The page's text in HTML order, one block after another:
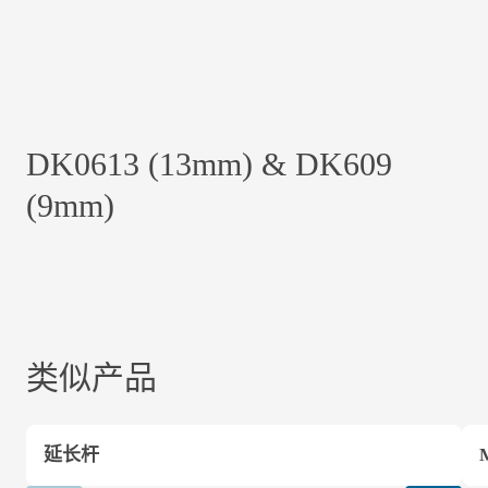
DK0613 (13mm) & DK609
(9mm)
类似产品
延长杆